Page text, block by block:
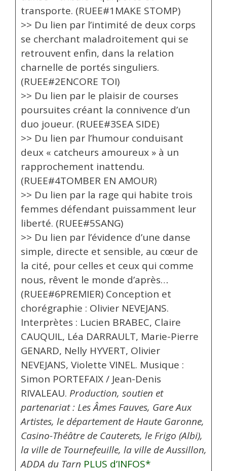
transporte. (RUEE#1MAKE STOMP)
>> Du lien par l’intimité de deux corps
se cherchant maladroitement qui se
retrouvent enfin, dans la relation
charnelle de portés singuliers.
(RUEE#2ENCORE TOI)
>> Du lien par le plaisir de courses
poursuites créant la connivence d’un
duo joueur. (RUEE#3SEA SIDE)
>> Du lien par l’humour conduisant
deux « catcheurs amoureux » à un
rapprochement inattendu.
(RUEE#4TOMBER EN AMOUR)
>> Du lien par la rage qui habite trois
femmes défendant puissamment leur
liberté. (RUEE#5SANG)
>> Du lien par l’évidence d’une danse
simple, directe et sensible, au cœur de
la cité, pour celles et ceux qui comme
nous, rêvent le monde d’après…
(RUEE#6PREMIER) Conception et
chorégraphie : Olivier NEVEJANS.
Interprètes : Lucien BRABEC, Claire
CAUQUIL, Léa DARRAULT, Marie-Pierre
GENARD, Nelly HYVERT, Olivier
NEVEJANS, Violette VINEL. Musique :
Simon PORTEFAIX / Jean-Denis
RIVALEAU. Production, soutien et
partenariat : Les Âmes Fauves, Gare Aux
Artistes, le département de Haute Garonne,
Casino-Théâtre de Cauterets, le Frigo (Albi),
la ville de Tournefeuille, la ville de Aussillon,
ADDA du Tarn PLUS d’INFOS*